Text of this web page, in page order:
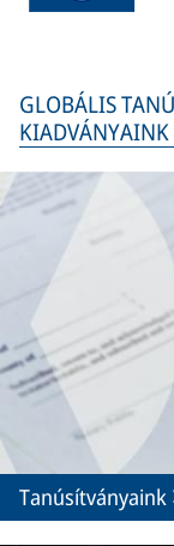
GLOBÁLIS
KIADVÁNYAINK
Tanúsítványaink